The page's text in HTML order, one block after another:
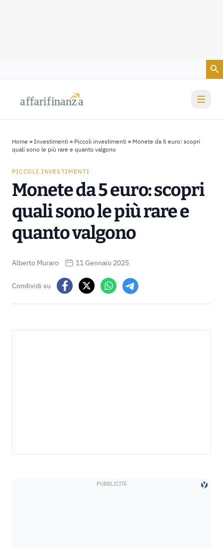
affarifinanza
affarifinanza
Home » Investimenti » Piccoli investimenti » Monete da 5 euro: scopri
quali sono le più rare e quanto valgono
PICCOLI INVESTIMENTI
Monete da 5 euro: scopri
quali sono le più rare e
quanto valgono
Alberto Muraro 11 Gennaio 2025
Condividi su